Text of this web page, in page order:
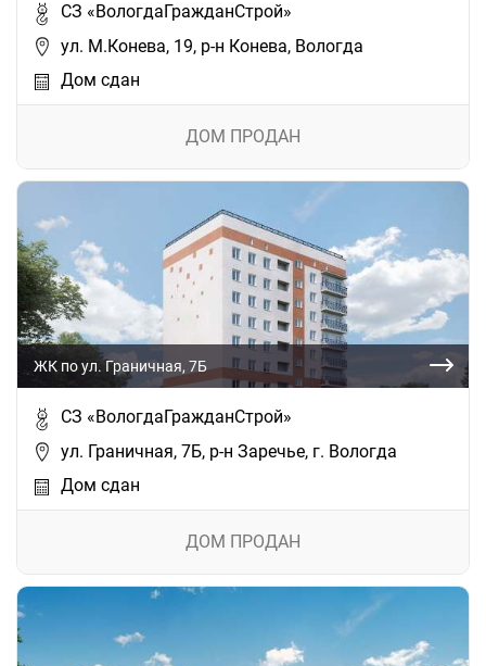
СЗ «ВологдаГражданСтрой»
ул. М.Конева, 19, р-н Конева, Вологда
Дом сдан
ДОМ ПРОДАН
ЖК по ул. Граничная, 7Б
СЗ «ВологдаГражданСтрой»
ул. Граничная, 7Б, р-н Заречье, г. Вологда
Дом сдан
ДОМ ПРОДАН